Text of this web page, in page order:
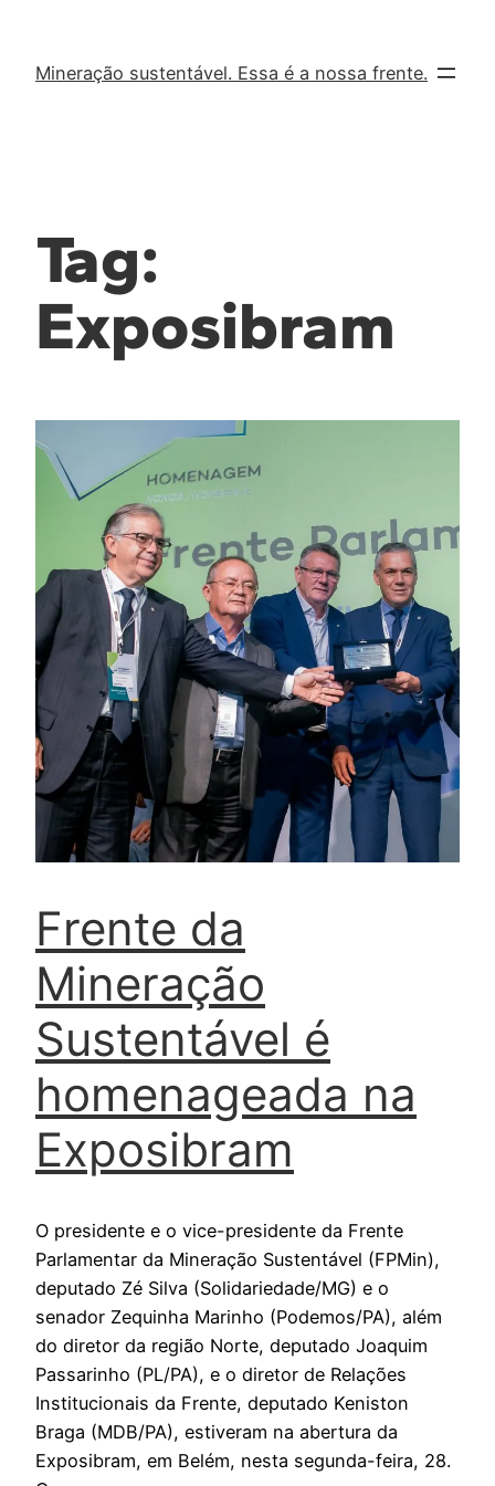
Mineração sustentável. Essa é a nossa frente.
Tag:
Exposibram
Frente da
Mineração
Sustentável é
homenageada na
Exposibram
O presidente e o vice-presidente da Frente
Parlamentar da Mineração Sustentável (FPMin),
deputado Zé Silva (Solidariedade/MG) e o
senador Zequinha Marinho (Podemos/PA), além
do diretor da região Norte, deputado Joaquim
Passarinho (PL/PA), e o diretor de Relações
Institucionais da Frente, deputado Keniston
Braga (MDB/PA), estiveram na abertura da
Exposibram, em Belém, nesta segunda-feira, 28.